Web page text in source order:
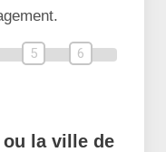
5 6
la ville de